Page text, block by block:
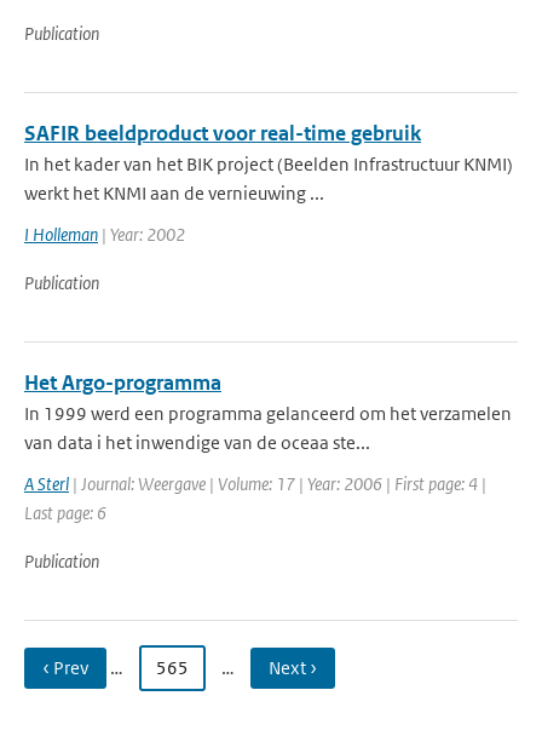
Publication
SAFIR beeldproduct voor real-time gebruik
In het kader van het BIK project (Beelden Infrastructuur KNMI)
werkt het KNMI aan de vernieuwing ...
I Holleman | Year: 2002
Publication
Het Argo-programma
In 1999 werd een programma gelanceerd om het verzamelen
van data i het inwendige van de oceaa ste...
A Sterl | Journal: Weergave | Volume: 17 | Year: 2006 | First page: 4 |
Last page: 6
Publication
‹ Prev … 565 … Next ›